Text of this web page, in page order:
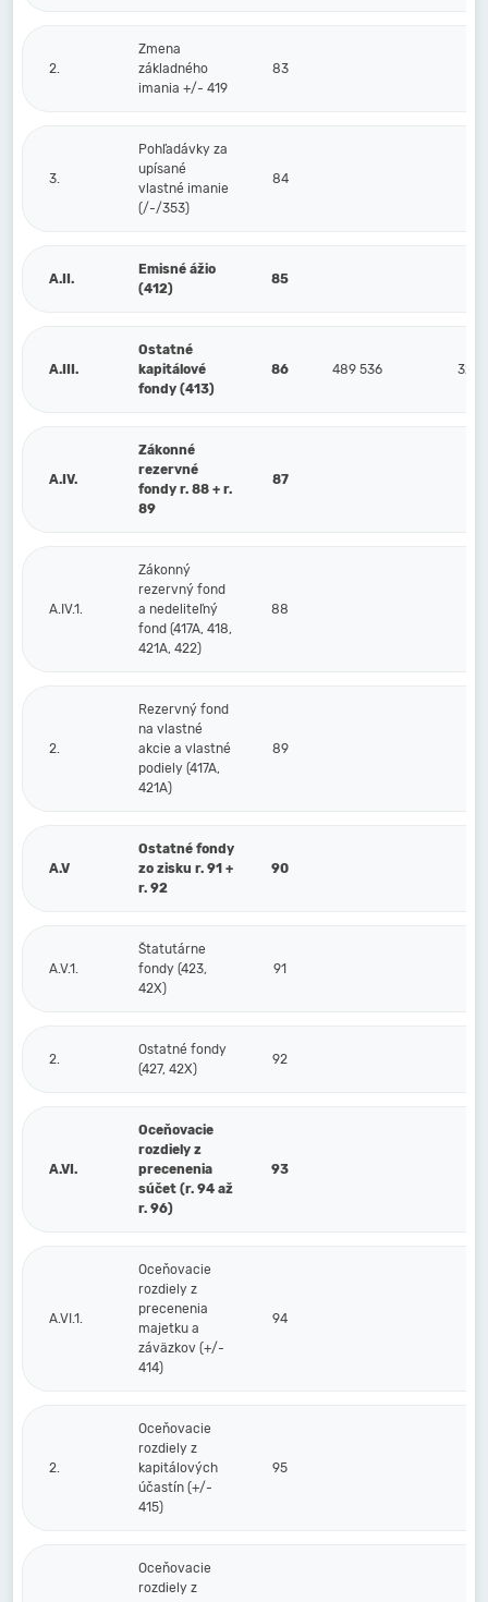
2.
Zmena
základného
imania +/- 419
83
3.
Pohľadávky za
upísané
vlastné imanie
(/-/353)
84
A.II.
Emisné ážio
(412)
85
A.III.
Ostatné
kapitálové
fondy (413)
86 489 536 323
A.IV.
Zákonné
rezervné
fondy r. 88 + r.
89
87
A.IV.1.
Zákonný
rezervný fond
a nedeliteľný
fond (417A, 418,
421A, 422)
88
2.
Rezervný fond
na vlastné
akcie a vlastné
podiely (417A,
421A)
89
A.V
Ostatné fondy
zo zisku r. 91 +
r. 92
90
A.V.1.
Štatutárne
fondy (423,
42X)
91
2.
Ostatné fondy
(427, 42X)
92
A.VI.
Oceňovacie
rozdiely z
precenenia
súčet (r. 94 až
r. 96)
93
A.VI.1.
Oceňovacie
rozdiely z
precenenia
majetku a
záväzkov (+/-
414)
94
2.
Oceňovacie
rozdiely z
kapitálových
účastín (+/-
415)
95
Oceňovacie
rozdiely z